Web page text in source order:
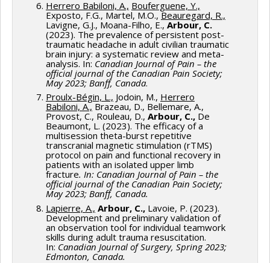
Herrero Babiloni, A., Bouferguene, Y.,
Exposto, F.G., Martel, M.O.,Beauregard, R.,
Lavigne, G.J., Moana-Filho, E., Arbour, C.
(2023). The prevalence of persistent post-
traumatic headache in adult civilian traumatic
brain injury: a systematic review and meta-
analysis. In: Canadian Journal of Pain – the
official journal of the Canadian Pain Society;
May 2023; Banff, Canada.
Proulx-Bégin, L., Jodoin, M., Herrero
Babiloni, A., Brazeau, D., Bellemare, A.,
Provost, C., Rouleau, D., Arbour, C., De
Beaumont, L. (2023). The efficacy of a
multisession theta-burst repetitive
transcranial magnetic stimulation (rTMS)
protocol on pain and functional recovery in
patients with an isolated upper limb
fracture. In: Canadian Journal of Pain – the
official journal of the Canadian Pain Society;
May 2023; Banff, Canada.
Lapierre, A., Arbour, C., Lavoie, P. (2023).
Development and preliminary validation of
an observation tool for individual teamwork
skills during adult trauma resuscitation.
In: Canadian Journal of Surgery, Spring 2023;
Edmonton, Canada.